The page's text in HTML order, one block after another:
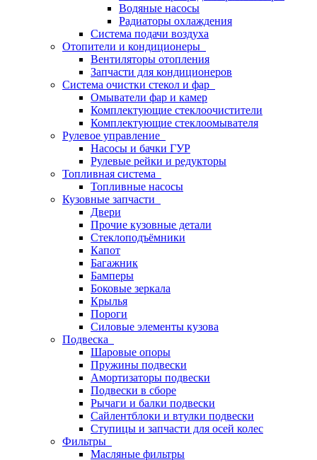
Водяные насосы
Радиаторы охлаждения
Система подачи воздуха
Отопители и кондиционеры
Вентиляторы отопления
Запчасти для кондиционеров
Система очистки стекол и фар
Омыватели фар и камер
Комплектующие стеклоочистители
Комплектующие стеклоомывателя
Рулевое управление
Насосы и бачки ГУР
Рулевые рейки и редукторы
Топливная система
Топливные насосы
Кузовные запчасти
Двери
Прочие кузовные детали
Стеклоподъёмники
Капот
Багажник
Бамперы
Боковые зеркала
Крылья
Пороги
Силовые элементы кузова
Подвеска
Шаровые опоры
Пружины подвески
Амортизаторы подвески
Подвески в сборе
Рычаги и балки подвески
Сайлентблоки и втулки подвески
Ступицы и запчасти для осей колес
Фильтры
Масляные фильтры